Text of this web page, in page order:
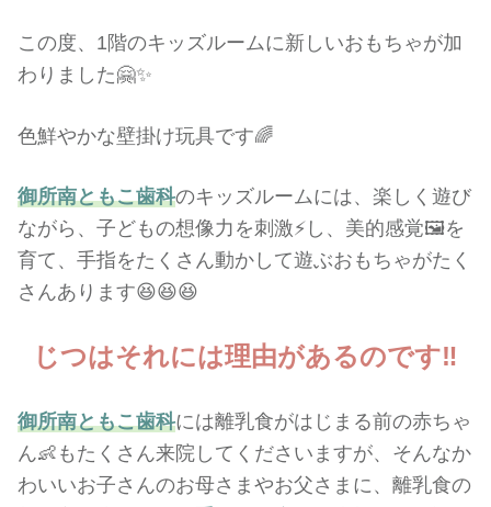
この度、1階のキッズルームに新しいおもちゃが加
わりました🤗✨
色鮮やかな壁掛け玩具です🌈
御所南ともこ歯科のキッズルームには、楽しく遊び
ながら、子どもの想像力を刺激⚡し、美的感覚🖼️を
育て、手指をたくさん動かして遊ぶおもちゃがたく
さんあります😆😆😆
じつはそれには理由があるのです‼️
御所南ともこ歯科には離乳食がはじまる前の赤ちゃ
ん👶もたくさん来院してくださいますが、そんなか
わいいお子さんのお母さまやお父さまに、離乳食の